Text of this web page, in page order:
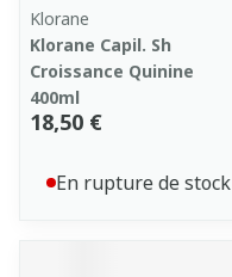
Klorane
Klorane Capil. Sh
Croissance Quinine
400ml
18,50 €
En rupture de stock